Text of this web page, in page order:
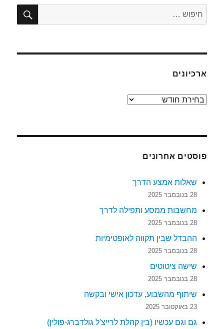
חפש:
ארכיונים
ארכיונים
פוסטים אחרונים
שאלות אמצע הדרך
28 בנובמבר 2025
מחשבות ממסע ותפילה לדרך
28 בנובמבר 2025
ההבדל שבין תקווה לאופטימיות
28 בנובמבר 2025
שישה ציטוטים
28 בנובמבר 2025
שיתוף מהשבוע, עדכון אישי ובקשה
23 באוקטובר 2025
גם וגם עכשיו (בין קהלת לרייצ'ל גולדברג-פולין)